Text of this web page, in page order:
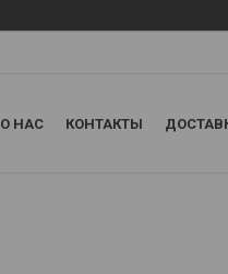
О НАС КОНТАКТЫ